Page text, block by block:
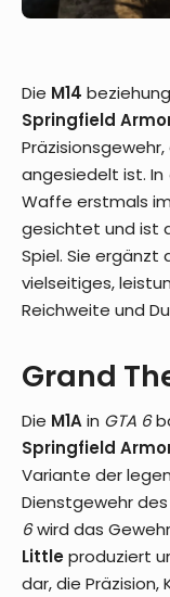
Die M14
Springfield
angesiedelt ist. In
Waffe erstmals im
gesichtet und ist
Spiel. Sie
vielseitiges,
Reichweite und
Grand
Die M1Ain GTA 6
Springfield
Variante der
Dienstgewehr
6wird das
Littleproduziert
dar, die Präzision,